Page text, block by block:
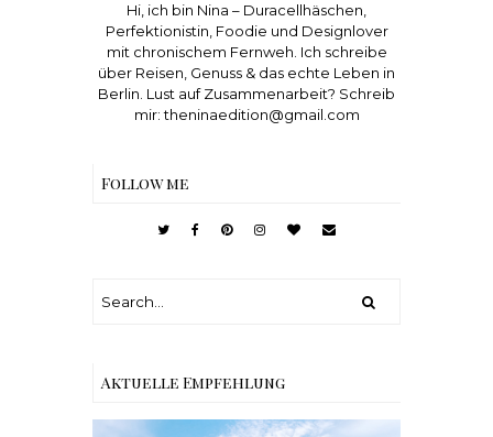
Hi, ich bin Nina – Duracellhäschen,
Perfektionistin, Foodie und Designlover
mit chronischem Fernweh. Ich schreibe
über Reisen, Genuss & das echte Leben in
Berlin. Lust auf Zusammenarbeit? Schreib
mir: theninaedition@gmail.com
Follow me
Aktuelle Empfehlung